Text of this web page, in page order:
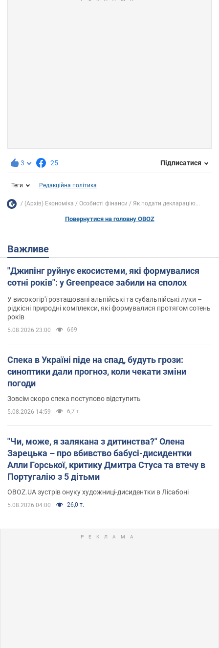
3 25 Підписатися
Теги Редакційна політика
(Архів) Економіка Особисті фінанси Як подати декларацію...
Повернутися на головну OBOZ
Важливе
"Джипінг руйнує екосистеми, які формувалися
сотні років": у Greenpeace забили на сполох
У високогір'ї розташовані альпійські та субальпійські луки –
рідкісні природні комплекси, які формувалися протягом сотень
років
5.08.2026 23:00 669
Спека в Україні піде на спад, будуть грози:
синоптики дали прогноз, коли чекати зміни
погоди
Зовсім скоро спека поступово відступить
5.08.2026 14:59 6,7 т.
"Чи, може, я залякана з дитинства?" Олена
Зарецька – про вбивство бабусі-дисидентки
Алли Горської, критику Дмитра Стуса та втечу в
Португалію з 5 дітьми
OBOZ.UA зустрів онуку художниці-дисидентки в Лісабоні
5.08.2026 04:00 26,0 т.